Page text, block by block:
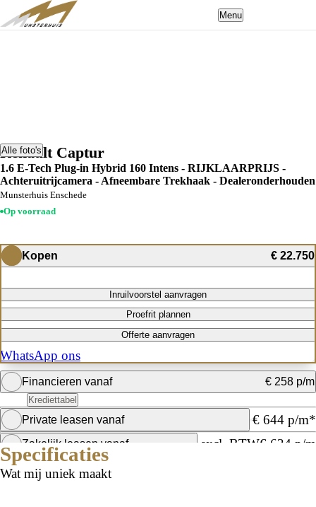
Menu
Alle foto's
Renault Captur
1.6 E-Tech Plug-in Hybrid 160 Intens - RIJKLAARPRIJS -
Achteruitrijcamera - Afneembare Trekhaak - Dealeronderhouden
Munsterhuis Enschede
Op voorraad
Kopen € 22.750
Inruilvoorstel aanvragen
Proefrit plannen
Offerte aanvragen
WhatsApp ons
Financieren vanaf € 258 p/m
Krediettabel
Bereken mijn maandbedrag
Private leasen vanaf € 644 p/m*
Zakelijk leasen vanaf excl. BTW€ 634 p/m
Specificaties
Wat mij uniek maakt